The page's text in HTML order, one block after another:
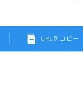
URLをコピー